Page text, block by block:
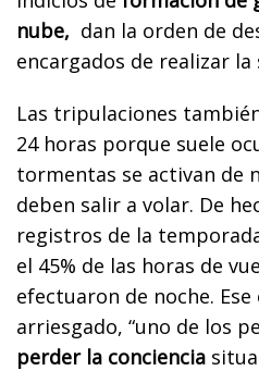
nube, dan la orden de
encargados de realizar la
Las tripulaciones
24 horas porque suele
tormentas se activan de
deben salir a volar. De
registros de la
el 45% de las horas de
efectuaron de noche.
arriesgado, “uno de los
perder la conciencia